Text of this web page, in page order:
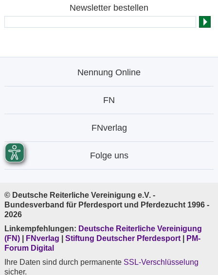
Newsletter bestellen
Nennung Online
FN
FNverlag
Folge uns
© Deutsche Reiterliche Vereinigung e.V. -
Bundesverband für Pferdesport und Pferdezucht 1996 -
2026
Linkempfehlungen: Deutsche Reiterliche Vereinigung
(FN)
FNverlag Stiftung Deutscher Pferdesport
PM-
Forum Digital
Ihre Daten sind durch permanente SSL-Verschlüsselung
sicher.